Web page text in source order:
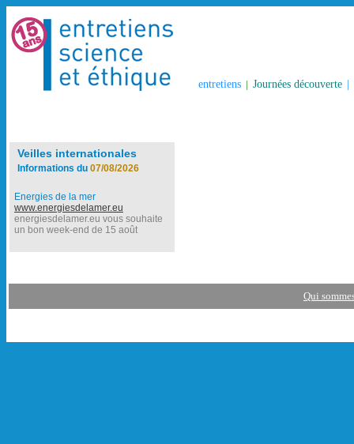
entretiens | Journées découverte
Veilles internationales
Informations du 07/08/2026
Energies de la mer
www.energiesdelamer.eu
energiesdelamer.eu vous souhaite
un bon week-end de 15 août
Qui